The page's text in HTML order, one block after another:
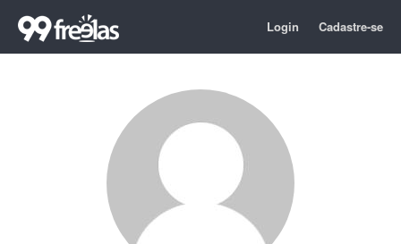
Login Cadastre-se